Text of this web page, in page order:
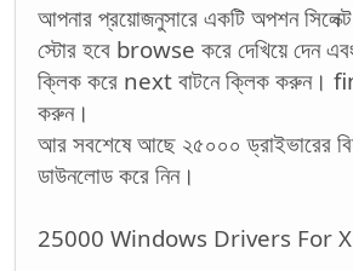
আপনার প্রয়োজনুসারে একটি অপশন
স্টোর হবে browse করে দেখিয়ে দেন
ক্লিক করে next বাটনে ক্লিক করুন।
করুন।
আর সবশেষে আছে ২৫০০০ ড্রাইভারের
ডাউনলোড করে নিন।
25000 Windows Drivers For